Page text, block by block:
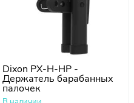
Dixon PX-H-HP -
Держатель барабанных
палочек